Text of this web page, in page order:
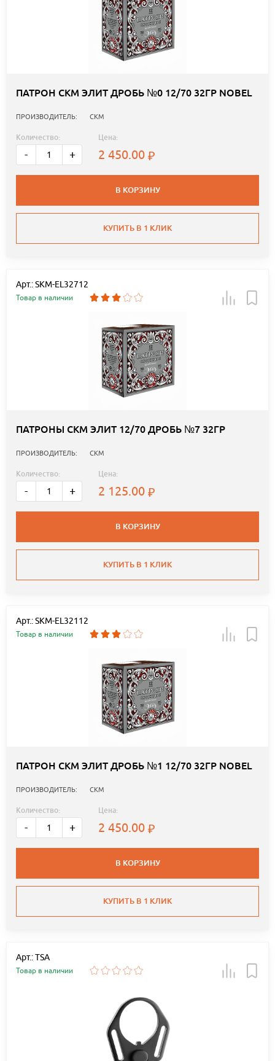
ПАТРОН СКМ ЭЛИТ ДРОБЬ №0 12/70 32ГР NOBEL
ПРОИЗВОДИТЕЛЬ: СКМ
Количество:
- +
Цена:
2 450.00
В КОРЗИНУ
КУПИТЬ В 1 КЛИК
Арт.: SKM-EL32712
Товар в наличии
ПАТРОНЫ СКМ ЭЛИТ 12/70 ДРОБЬ №7 32ГР
ПРОИЗВОДИТЕЛЬ: СКМ
Количество:
- +
Цена:
2 125.00
В КОРЗИНУ
КУПИТЬ В 1 КЛИК
Арт.: SKM-EL32112
Товар в наличии
ПАТРОН СКМ ЭЛИТ ДРОБЬ №1 12/70 32ГР NOBEL
ПРОИЗВОДИТЕЛЬ: СКМ
Количество:
- +
Цена:
2 450.00
В КОРЗИНУ
КУПИТЬ В 1 КЛИК
Арт.: TSA
Товар в наличии